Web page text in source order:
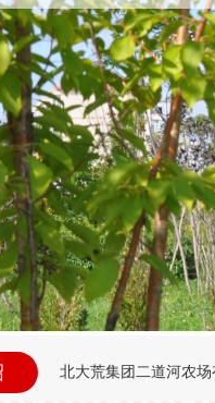
北大荒集团二道河农场